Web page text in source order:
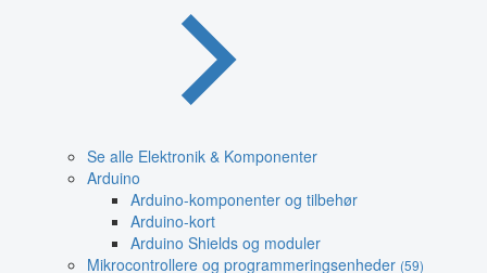
Se alle Elektronik & Komponenter
Arduino
Arduino-komponenter og tilbehør
Arduino-kort
Arduino Shields og moduler
Mikrocontrollere og programmeringsenheder (59)